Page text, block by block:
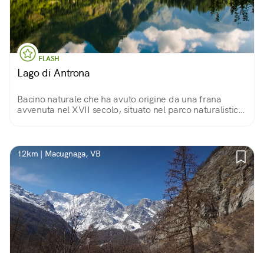
FLASH
Lago di Antrona
Bacino naturale che ha avuto origine da una frana
avvenuta nel XVII secolo, situato nel parco naturalistico
12km | Macugnaga, VB